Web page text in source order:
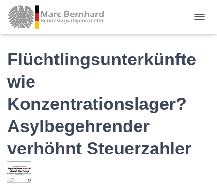
Flüchtlingsunterkünfte
wie
Konzentrationslager?
Asylbegehrender
verhöhnt Steuerzahler